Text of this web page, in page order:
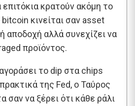
επιτόκια κρατούν ακόμη το
κινείται σαν asset
αποδοχή αλλά συνεχίζει να
προϊόντος.
το dip στα chips
της Fed, ο Ταύρος
σαν να ξέρει ότι κάθε ράλι